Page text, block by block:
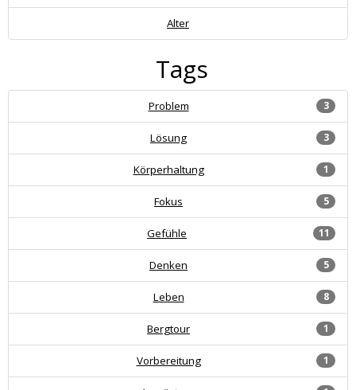
Alter
Tags
3
Problem
3
Lösung
1
Körperhaltung
5
Fokus
11
Gefühle
5
Denken
8
Leben
1
Bergtour
1
Vorbereitung